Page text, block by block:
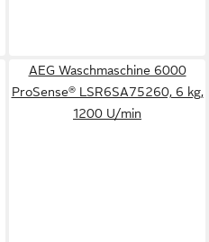
AEG Waschmaschine 6000
ProSense® LSR6SA75260, 6 kg,
1200 U/min